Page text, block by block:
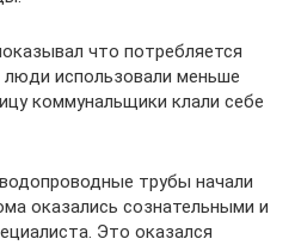
что потребляется
использовали меньше
коммунальщики клали себе
трубы начали
оказались сознательными и
Это оказался